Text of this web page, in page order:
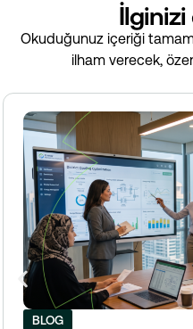
Okuduğunuz içeriği
ilham verecek,
BLOG